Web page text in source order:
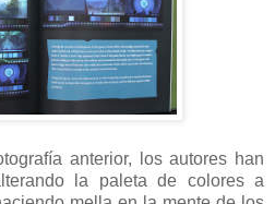
anterior, los autores han
la paleta de colores a